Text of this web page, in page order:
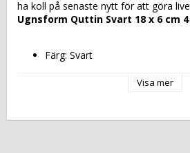
Ugnsform Quttin Svart 18 x 6 cm
Färg: Svart
Kompatibel med: UgnVisa mer